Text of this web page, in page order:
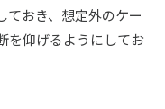
ておき、想定外のケー
を仰げるようにしてお